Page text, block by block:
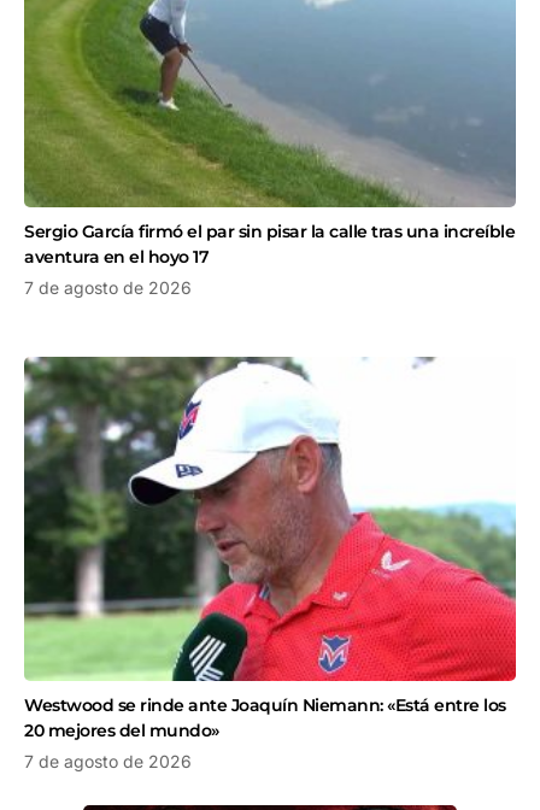
Sergio García firmó el par sin pisar la calle tras una increíble
aventura en el hoyo 17
7 de agosto de 2026
Westwood se rinde ante Joaquín Niemann: «Está entre los
20 mejores del mundo»
7 de agosto de 2026